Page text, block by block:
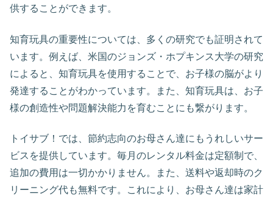
供することができます。
知育玩具の重要性については、多くの研究でも証明されて
います。例えば、米国のジョンズ・ホプキンス大学の研究
によると、知育玩具を使用することで、お子様の脳がより
発達することがわかっています。また、知育玩具は、お子
様の創造性や問題解決能力を育むことにも繋がります。
トイサブ！では、節約志向のお母さん達にもうれしいサー
ビスを提供しています。毎月のレンタル料金は定額制で、
追加の費用は一切かかりません。また、送料や返却時のク
リーニング代も無料です。これにより、お母さん達は家計